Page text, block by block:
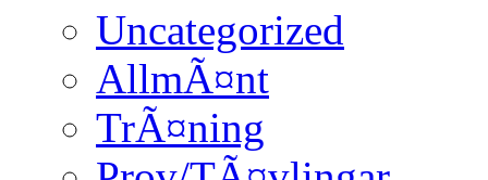
Uncategorized
AllmÃ¤nt
TrÃ¤ning